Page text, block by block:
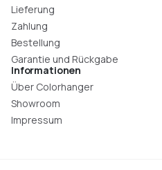
Lieferung
Zahlung
Bestellung
Garantie und Rückgabe
Informationen
Über Colorhanger
Showroom
Impressum